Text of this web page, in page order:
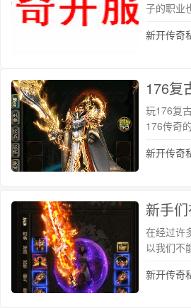
子的职业
新开传奇
176复
玩176复
176传奇
新开传奇
新手
在经过许
以我们不
新开传奇